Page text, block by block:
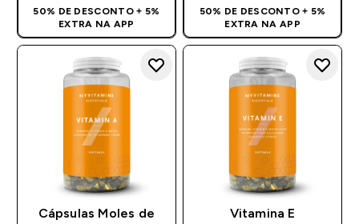
50% DE DESCONTO + 5%
EXTRA NA APP
50% DE DESCONTO + 5%
EXTRA NA APP
Cápsulas Moles de
Vitamina E